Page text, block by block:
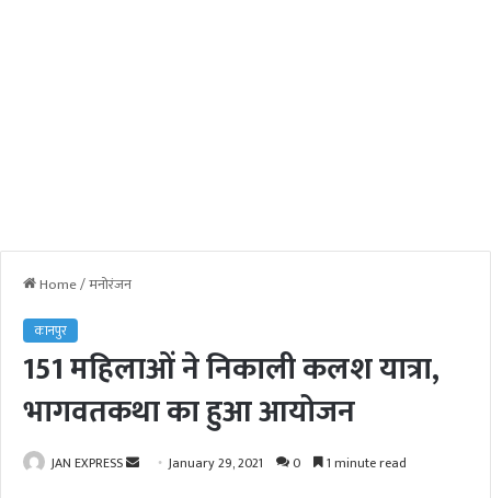
Home/मनोरंजन
कानपुर
151 महिलाओं ने निकाली कलश यात्रा,
भागवतकथा का हुआ आयोजन
JAN EXPRESS January 29, 2021 0 1 minute read